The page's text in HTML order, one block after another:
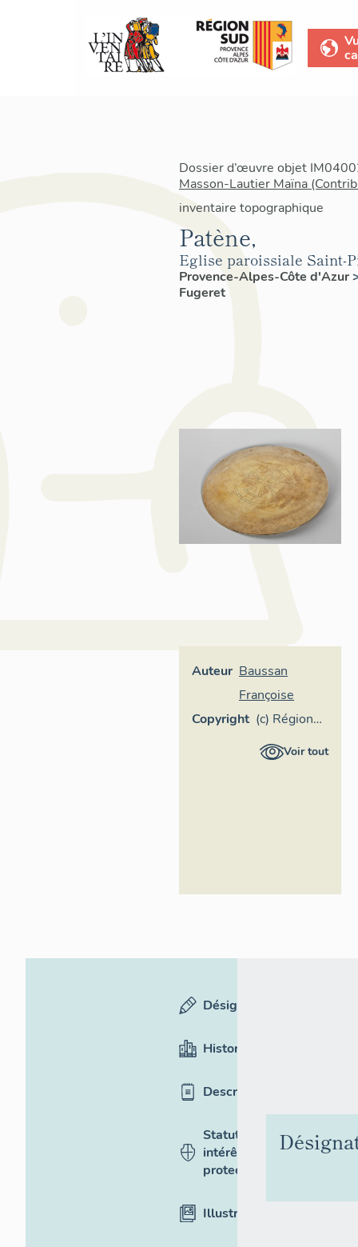
Dossier d’œuvre objet
Masson-Lautier Maïna
inventaire topographique
Patène,
Eglise paroissiale Saint-
Provence-Alpes-Côte d'Azur
Fugeret
Auteur Baussan
Françoise
Copyright (c) Région
Provence-Voir tout
Désignation
Historique
Description
Statut,
intérêt et
protection
Illustrations